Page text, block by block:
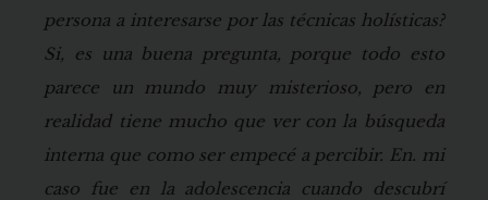
persona a interesarse por las técnicas holísticas?
Si, es una buena pregunta, porque todo esto
parece un mundo muy misterioso, pero en
realidad tiene mucho que ver con la búsqueda
interna que como ser empecé a percibir. En. mi
caso fue en la adolescencia cuando descubrí